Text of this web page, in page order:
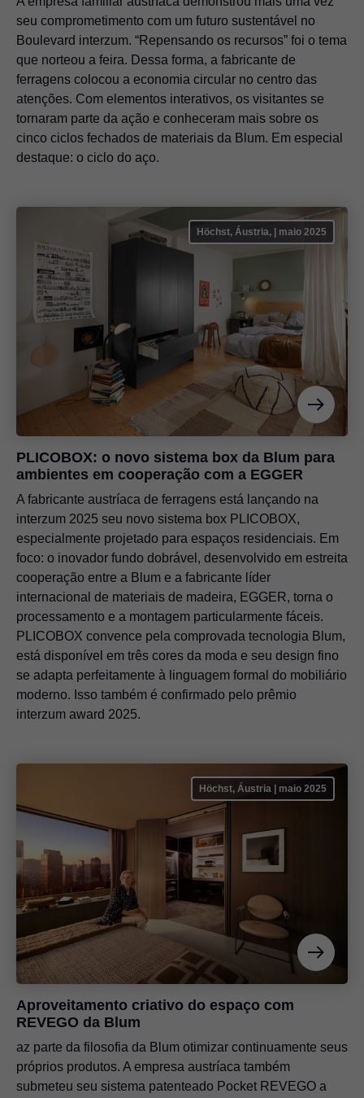
seu comprometimento com um futuro sustentável no
Boulevard interzum. “Repensando os recursos” foi o tema
que norteou a feira. Dessa forma, a fabricante de
ferragens colocou a economia circular no centro das
atenções. Com elementos interativos, os visitantes se
tornaram parte da ação e conheceram mais sobre os
cinco ciclos fechados de materiais da Blum. Em especial
destaque: o ciclo do aço.
Höchst, Áustria, | maio 2025
PLICOBOX: o novo sistema box da Blum para
ambientes em cooperação com a EGGER
A fabricante austríaca de ferragens está lançando na
interzum 2025 seu novo sistema box PLICOBOX,
especialmente projetado para espaços residenciais. Em
foco: o inovador fundo dobrável, desenvolvido em estreita
cooperação entre a Blum e a fabricante líder
internacional de materiais de madeira, EGGER, torna o
processamento e a montagem particularmente fáceis.
PLICOBOX convence pela comprovada tecnologia Blum,
está disponível em três cores da moda e seu design fino
se adapta perfeitamente à linguagem formal do mobiliário
moderno. Isso também é confirmado pelo prêmio
interzum award 2025.
Höchst, Áustria | maio 2025
Aproveitamento criativo do espaço com
REVEGO da Blum
az parte da filosofia da Blum otimizar continuamente seus
próprios produtos. A empresa austríaca também
submeteu seu sistema patenteado Pocket REVEGO a